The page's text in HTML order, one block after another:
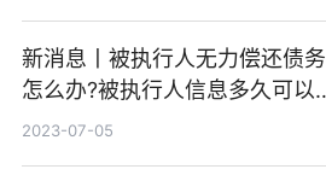
新消息丨被执行人无力偿还债务
怎么办?被执行人信息多久可以
消除?
2023-07-05